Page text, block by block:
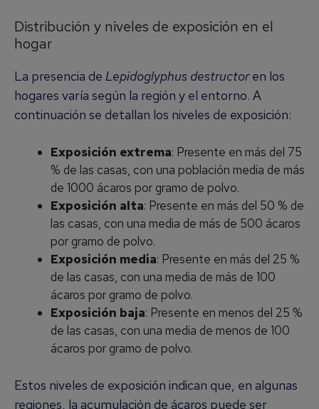
Distribución y niveles de exposición en el
hogar
La presencia de Lepidoglyphus destructoren los
hogares varía según la región y el entorno. A
continuación se detallan los niveles de exposición:
Exposición extrema: Presente en más del 75
% de las casas, con una población media de más
de 1000 ácaros por gramo de polvo.
Exposición alta: Presente en más del 50 % de
las casas, con una media de más de 500 ácaros
por gramo de polvo.
Exposición media: Presente en más del 25 %
de las casas, con una media de más de 100
ácaros por gramo de polvo.
Exposición baja: Presente en menos del 25 %
de las casas, con una media de menos de 100
ácaros por gramo de polvo.
Estos niveles de exposición indican que, en algunas
regiones, la acumulación de ácaros puede ser